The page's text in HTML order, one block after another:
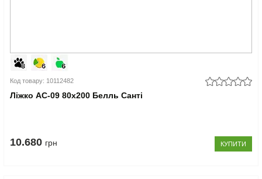
Код товару: 10112482
Ліжко АС-09 80x200 Белль Санті
10.680 грн КУПИТИ